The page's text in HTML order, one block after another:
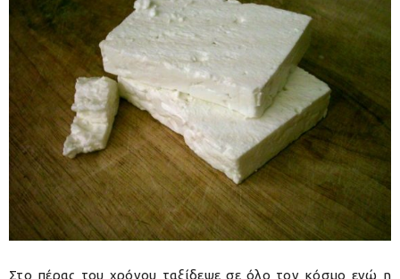
Στο πέρας του χρόνου ταξίδεψε σε όλο τον κόσμο ενώ η